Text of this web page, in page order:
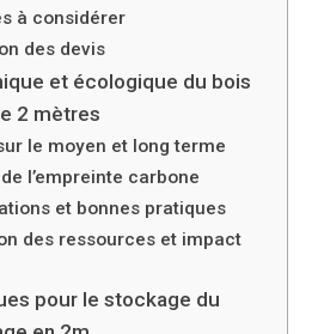
à considérer
des devis
et écologique du bois
2 mètres
le moyen et long terme
l’empreinte carbone
et bonnes pratiques
des ressources et impact
pour le stockage du